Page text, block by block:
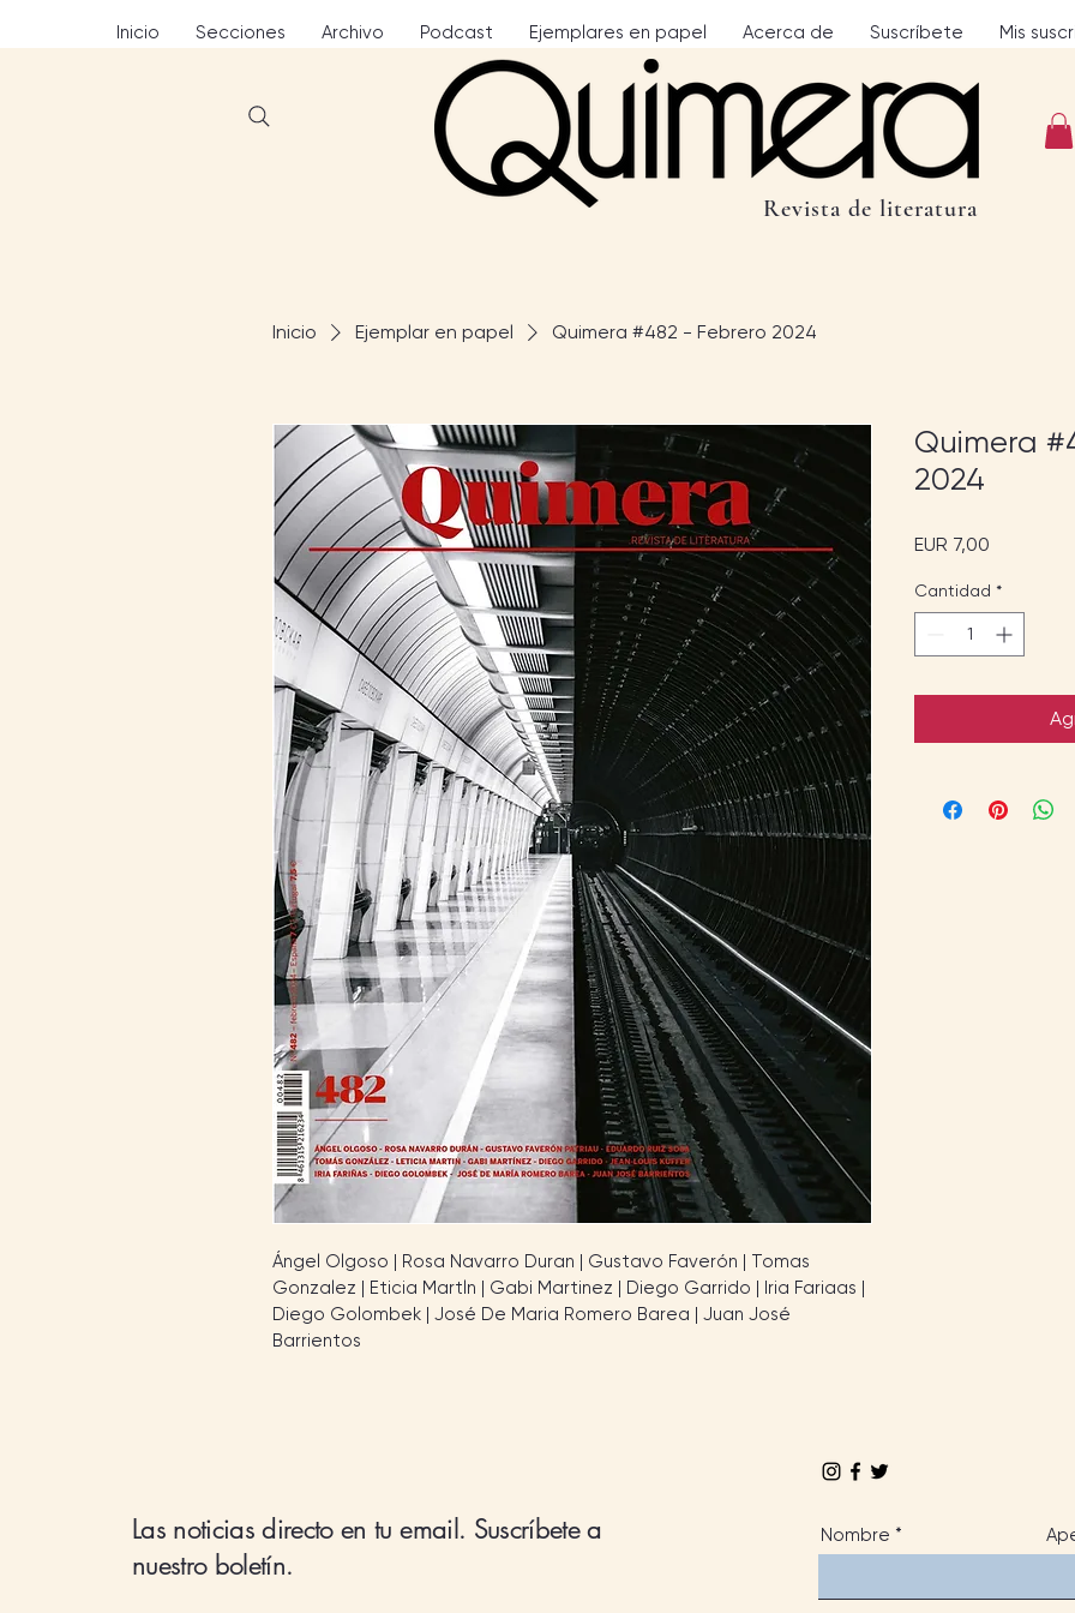
Inicio Secciones Archivo Podcast Ejemplares en papel Acerca de Suscríbete Mis
Revista de literatura
Inicio Ejemplar en papel Quimera #482 - Febrero 2024
Ángel Olgoso | Rosa Navarro Duran | Gustavo Faverón | Tomas
Gonzalez | Eticia Martln | Gabi Martinez | Diego Garrido | Iria Fariaas |
Diego Golombek | José De Maria Romero Barea | Juan José
Barrientos
Quimera
2024
EUR 7,00
Cantidad *
Las noticias directo en tu email. Suscríbete a
nuestro boletín.
Nombre